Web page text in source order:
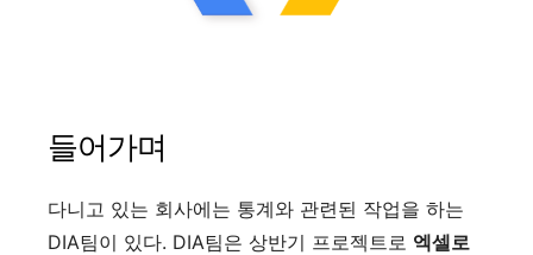
들어가며
다니고 있는 회사에는 통계와 관련된 작업을 하는
DIA팀이 있다. DIA팀은 상반기 프로젝트로 엑셀로